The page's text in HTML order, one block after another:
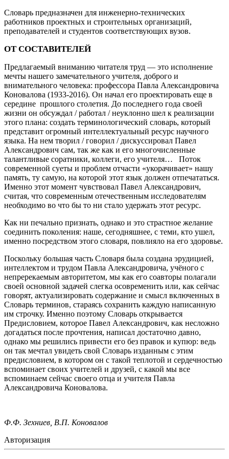
Словарь предназначен для инженерно-технических
работников проектных и строительных организаций,
преподавателей и студентов соответствующих вузов.
ОТ СОСТАВИТЕЛЕЙ
Предлагаемый вниманию читателя труд ― это исполнение
мечты нашего замечательного учителя, доброго и
внимательного человека: профессора Павла Александровича
Коновалова (1933-2016). Он начал его проектировать еще в
середине прошлого столетия. До последнего года своей
жизни он обсуждал / работал / неуклонно шел к реализации
этого плана: создать терминологический словарь, который
представит огромный интеллектуальный ресурс научного
языка. На нем творил / говорил / дискуссировал Павел
Александрович сам, так же как и его многочисленные
талантливые соратники, коллеги, его учителя… Поток
современной суеты и проблем отчасти «укорачивает» нашу
память, ту самую, на которой этот язык должен отпечататься.
Именно этот момент чувствовал Павел Александрович,
считая, что современным отечественным исследователям
необходимо во что бы то ни стало удержать этот ресурс.
Как ни печально признать, однако и это страстное желание
соединить поколения: наше, сегодняшнее, с теми, кто ушел,
именно посредством этого словаря, повлияло на его здоровье.
Поскольку большая часть Словаря была создана эрудицией,
интеллектом и трудом Павла Александровича, учёного с
непререкаемым авторитетом, мы как его соавторы полагали
своей основной задачей слегка осовременить или, как сейчас
говорят, актуализировать содержание и смысл включенных в
Словарь терминов, стараясь сохранить каждую написанную
им строчку. Именно поэтому Словарь открывается
Предисловием, которое Павел Александрович, как несложно
догадаться после прочтения, написал достаточно давно,
однако мы решились привести его без правок и купюр: ведь
он так мечтал увидеть свой Словарь изданным с этим
предисловием, в котором он с такой теплотой и сердечностью
вспоминает своих учителей и друзей, с какой мы все
вспоминаем сейчас своего отца и учителя Павла
Александровича Коновалова.
Ф.Ф. Зехниев, В.П. Коновалов
Авторизация